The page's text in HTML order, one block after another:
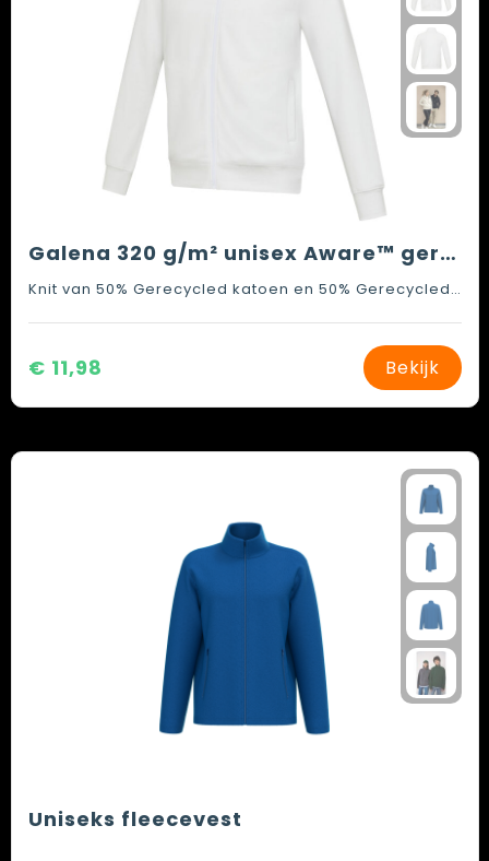
Galena 320 g/m² unisex Aware™ gerecyclede trui met volledige rits
Knit van 50% Gerecycled katoen en 50% Gerecycled polyester, 320 g/m2
€ 11,98 Bekijk
Uniseks fleecevest